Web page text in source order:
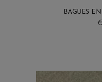
BAGUES